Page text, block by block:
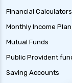
health
health
health
health
health
Financial Calculators
Monthly Income Plan
Mutual Funds
Public Provident
Saving Accounts